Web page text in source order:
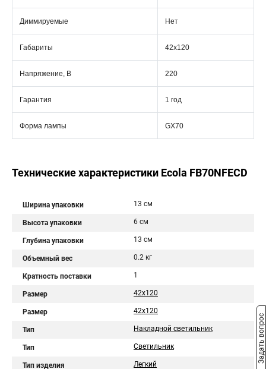
Диммируемые Нет
Габариты 42x120
Напряжение, В 220
Гарантия 1 год
Форма лампы GX70
Технические характеристики Ecola FB70NFECD
Ширина упаковки 13 см
Высота упаковки 6 см
Глубина упаковки 13 см
Объемный вес 0.2 кг
Кратность поставки 1
Размер 42х120
Размер 42x120
Тип Накладной светильник
Тип Светильник
Тип изделия Легкий Задать вопрос